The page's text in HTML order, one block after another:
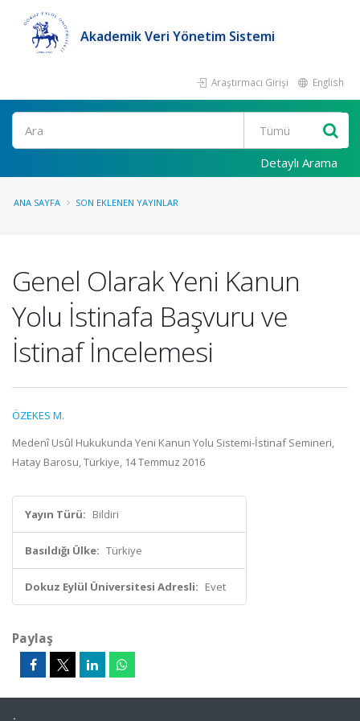
Akademik Veri Yönetim Sistemi
Araştırmacı Girişi English
Ara
Detaylı Arama
ANA SAYFA SON EKLENEN YAYINLAR
Genel Olarak Yeni Kanun
Yolu İstinafa Başvuru ve
İstinaf İncelemesi
ÖZEKES M.
Medenî Usûl Hukukunda Yeni Kanun Yolu Sistemi-İstinaf Semineri,
Hatay Barosu, Türkiye, 14 Temmuz 2016
Yayın Türü: Bildiri
Basıldığı Ülke: Türkiye
Dokuz Eylül Üniversitesi Adresli: Evet
Paylaş